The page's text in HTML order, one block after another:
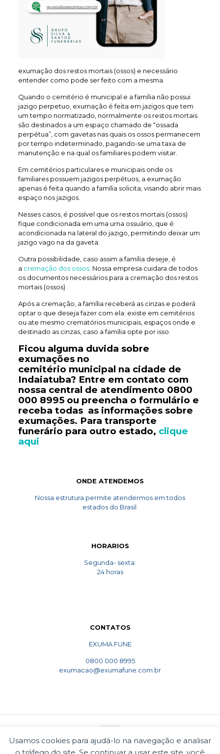
Usamos cookies para ajudá-lo na navegação e analisar
exumação dos restos mortais (ossos) e necessário
entender como pode ser feito com a mesma.
Quando o cemitério é municipal e a família não possui
jazigo perpetuo, exumação é feita em jazigos que tem
um tempo normatizado, normalmente os restos mortais
são destinados a um espaço chamado de “ossada
perpétua”, com gavetas nas quais os ossos permanecem
por tempo indeterminado, pagando-se uma taxa de
manutenção e na qual os familiares podem visitar.
Em cemitérios particulares e municipais onde os
familiares possuem jazigos perpétuos, a exumação
apenas é feita quando a família solicita, visando abrir mais
espaço nos jazigos.
Nesses casos, é possível que os restos mortais (ossos)
fique condicionada em uma urna ossuário, que é
acondicionada na lateral do jazigo, permitindo deixar um
jazigo vago na da gaveta.
Outra possibilidade, caso assim a família deseje, é
a cremação dos ossos. Nossa empresa cuidara de todos
os documentos necessários para a cremação dos restos
mortais (ossos)
Após a cremação, a família receberá as cinzas e poderá
optar o que deseja fazer com ela: existe em cemitérios
ou ate mesmo crematórios municipais, espaços onde e
destinado as cinzas, caso a família opte por isso.
Ficou alguma duvida sobre
exumações no
cemitério municipal na cidade de
Indaiatuba? Entre em contato com
nossa central de atendimento 0800
000 8995ou preencha o formulário e
receba todas as informações sobre
exumações. Para transporte
funerário para outro estado, clique
aqui
ONDE ATENDEMOS
Nossa estrutura permite atendermos em todos
estados do Brasil.
HORARIOS
Segunda- sexta:
24 horas
CONTATOS
EXUMA FUNE
0800 000 8995
exumacao@exumafune.com.br